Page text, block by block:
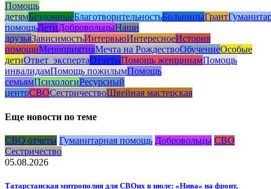
Помощь
детямБездомныеБлаготворительностьБольницыГрант
помощьДетиДобровольцыНаши
друзьяЗависимостьИнтервьюИнтересноеИстория
помощиМероприятияМечта на РождествоОбучениеОсобые
детиОтвет_экспертаОтчетыПомощь женщинамПомощь
инвалидамПомощь пожилымПомощь
семьямПсихологиРесурсный
центрСВОСестричествоШвейная мастерская
Еще новости по теме
СВО отчеты Гуманитарная помощь Добровольцы СВО
Сестричество
05.08.2026
Татарстанская митрополия для СВОих в июле: «Нива» на фронт,